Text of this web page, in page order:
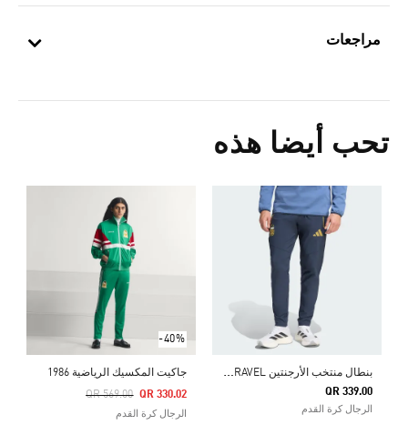
مراجعات
تحب أيضا هذه
ب
نطال منتخب الأرجنتين TIRO TRAVEL
QR 339.00
الرجال كرة القدم
-40%
جاكيت المكسيك الرياضية 1986
Price Reduced From
QR 569.00
To QR 330.02
الرجال كرة القدم